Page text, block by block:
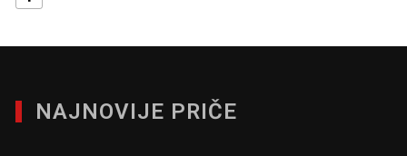
NAJNOVIJE PRIČE